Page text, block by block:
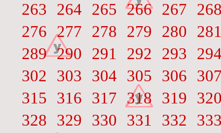
263
264 265 266 267
276 277 278 279 280
289 290 291 292 293
302
303 304 305 306
315
316 317 318 319
328
329 330 331 332